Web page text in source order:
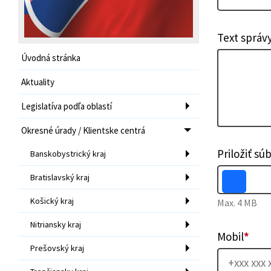
Úvodná stránka
Aktuality
Legislatíva podľa oblastí
Okresné úrady / Klientske centrá
Banskobystrický kraj
Bratislavský kraj
Košický kraj
Nitriansky kraj
Prešovský kraj
Text
Priložiť
Max. 4 MB
Mobil*